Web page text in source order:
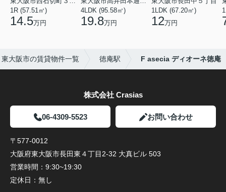
1R (57.51㎡)
14.5万円
4LDK (95.58㎡)
19.8万円
1LDK (67.20㎡)
12万円
東大阪市の賃貸物件一覧 徳庵駅 F asecia ディオーネ徳庵
株式会社 Crasias
06-4309-5523 お問い合わせ
〒577-0012
大阪府東大阪市長田東４丁目2-32 大真ビル 503
営業時間： 9:30~19:30
定休日： 無し